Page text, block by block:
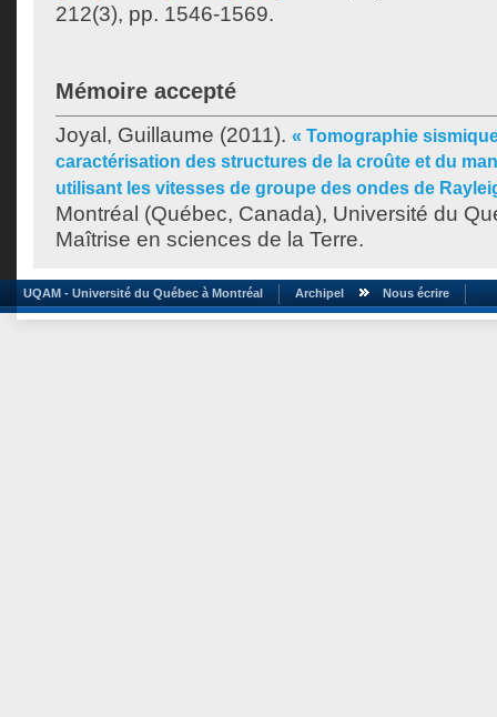
212(3), pp. 1546-1569.
Mémoire accepté
Joyal, Guillaume (2011). « Tomographie
caractérisation des structures de la croûte et du
utilisant les vitesses de groupe des ondes de
Montréal (Québec, Canada), Université du
Maîtrise en sciences de la Terre.
UQAM - Université du Québec à Montréal Archipel Nous écrire